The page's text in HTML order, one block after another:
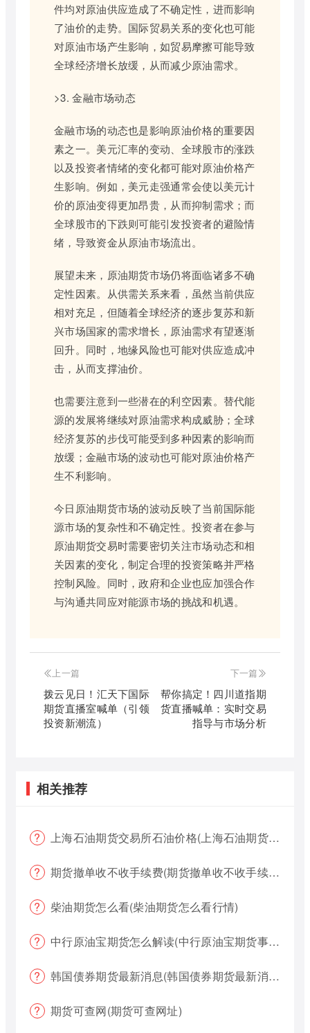
件均对原油供应造成了不确定性，进而影响
了油价的走势。国际贸易关系的变化也可能
对原油市场产生影响，如贸易摩擦可能导致
全球经济增长放缓，从而减少原油需求。
>3. 金融市场动态
金融市场的动态也是影响原油价格的重要因
素之一。美元汇率的变动、全球股市的涨跌
以及投资者情绪的变化都可能对原油价格产
生影响。例如，美元走强通常会使以美元计
价的原油变得更加昂贵，从而抑制需求；而
全球股市的下跌则可能引发投资者的避险情
绪，导致资金从原油市场流出。
展望未来，原油期货市场仍将面临诸多不确
定性因素。从供需关系来看，虽然当前供应
相对充足，但随着全球经济的逐步复苏和新
兴市场国家的需求增长，原油需求有望逐渐
回升。同时，地缘风险也可能对供应造成冲
击，从而支撑油价。
也需要注意到一些潜在的利空因素。替代能
源的发展将继续对原油需求构成威胁；全球
经济复苏的步伐可能受到多种因素的影响而
放缓；金融市场的波动也可能对原油价格产
生不利影响。
今日原油期货市场的波动反映了当前国际能
源市场的复杂性和不确定性。投资者在参与
原油期货交易时需要密切关注市场动态和相
关因素的变化，制定合理的投资策略并严格
控制风险。同时，政府和企业也应加强合作
与沟通共同应对能源市场的挑战和机遇。
上一篇
拨云见日！汇天下国际
期货直播室喊单（引领
投资新潮流）
下一篇
帮你搞定！四川道指期
货直播喊单：实时交易
指导与市场分析
相关推荐
上海石油期货交易所石油价格(上海石油期货交易所石油价格查询)
期货撤单收不收手续费(期货撤单收不收手续费用)
柴油期货怎么看(柴油期货怎么看行情)
中行原油宝期货怎么解读(中行原油宝期货事件)
韩国债券期货最新消息(韩国债券期货最新消息新闻)
期货可查网(期货可查网址)